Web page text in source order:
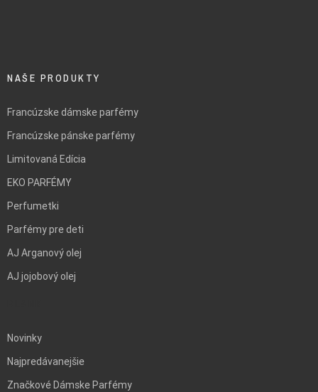
NAŠE PRODUKTY
Francúzske dámske parfémy
Francúzske pánske parfémy
Limitovaná Edícia
EKO PARFÉMY
Perfumetki
Parfémy pre deti
AJ Arganový olej
AJ jojobový olej
Novinky
Najpredávanejšie
Značkové Dámske Parfémy